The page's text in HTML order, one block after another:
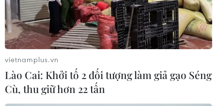
vietnamplus.vn
Lào Cai: Khởi tố 2 đối tượng làm giả gạo Séng
Cù, thu giữ hơn 22 tấn